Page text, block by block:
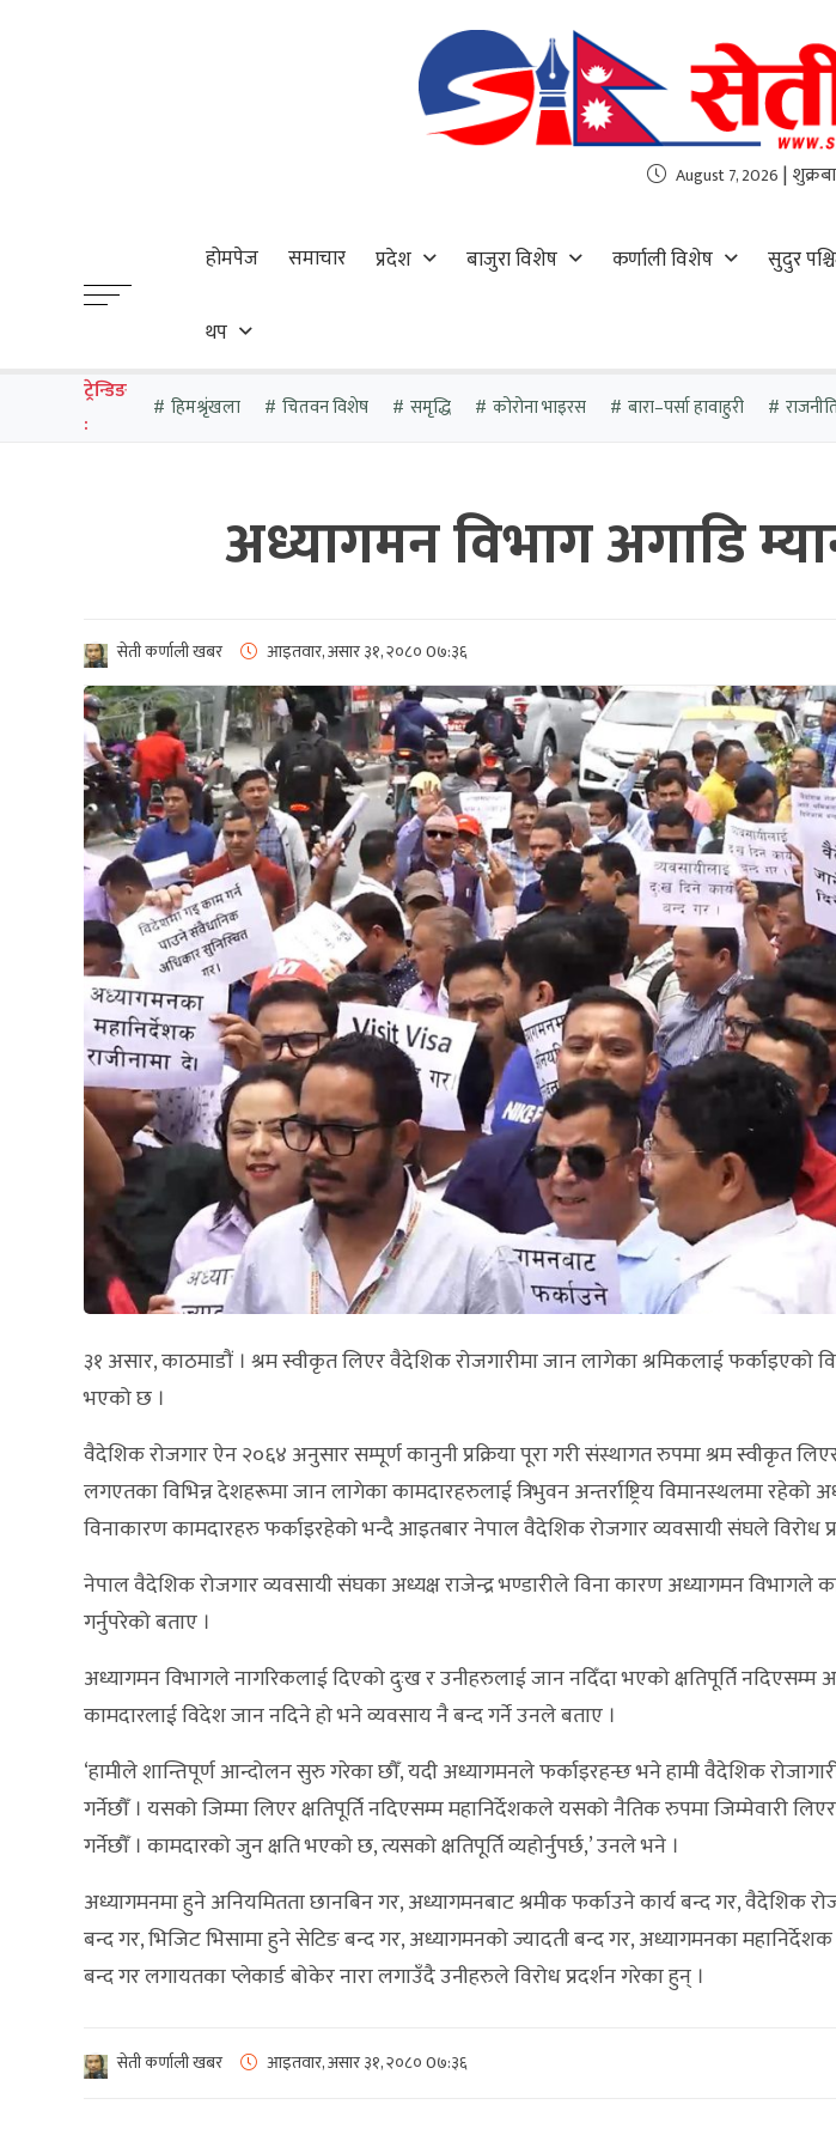
August 7, 2026 |
होमपेज समाचार प्रदेश बाजुरा विशेष कर्णाली विशेष सुदुर
थप
ट्रेन्डिङ
:
हिमश्रृंखला चितवन विशेष समृद्धि कोरोना भाइरस बारा–पर्सा हावाहुरी
अध्यागमन विभाग अगाडि
सेती कर्णाली खबर आइतवार, असार ३१, २०८०0७:३६
३१ असार, काठमाडौं । श्रम स्वीकृत लिएर वैदेशिक रोजगारीमा जान लागेका श्रमिकलाई फर्काइएको
भएको छ ।
वैदेशिक रोजगार ऐन २०६४ अनुसार सम्पूर्ण कानुनी प्रक्रिया पूरा गरी संस्थागत रुपमा श्रम स्वीकृत
लगएतका विभिन्न देशहरूमा जान लागेका कामदारहरुलाई त्रिभुवन अन्तर्राष्ट्रिय विमानस्थलमा
विनाकारण कामदारहरु फर्काइरहेको भन्दै आइतबार नेपाल वैदेशिक रोजगार व्यवसायी संघले विरोध
नेपाल वैदेशिक रोजगार व्यवसायी संघका अध्यक्ष राजेन्द्र भण्डारीले विना कारण अध्यागमन विभागले
गर्नुपरेको बताए ।
अध्यागमन विभागले नागरिकलाई दिएको दुःख र उनीहरुलाई जान नदिँदा भएको क्षतिपूर्ति
कामदारलाई विदेश जान नदिने हो भने व्यवसाय नै बन्द गर्ने उनले बताए ।
‘हामीले शान्तिपूर्ण आन्दोलन सुरु गरेका छौँ, यदी अध्यागमनले फर्काइरहन्छ भने हामी वैदेशिक
गर्नेछौँ । यसको जिम्मा लिएर क्षतिपूर्ति नदिएसम्म महानिर्देशकले यसको नैतिक रुपमा जिम्मेवारी
गर्नेछौँ । कामदारको जुन क्षति भएको छ, त्यसको क्षतिपूर्ति व्यहोर्नुपर्छ,’ उनले भने ।
अध्यागमनमा हुने अनियमितता छानबिन गर, अध्यागमनबाट श्रमीक फर्काउने कार्य बन्द गर, वैदेशिक
बन्द गर, भिजिट भिसामा हुने सेटिङ बन्द गर, अध्यागमनको ज्यादती बन्द गर, अध्यागमनका महानिर्देशक
बन्द गर लगायतका प्लेकार्ड बोकेर नारा लगाउँदै उनीहरुले विरोध प्रदर्शन गरेका हुन् ।
सेती कर्णाली खबर आइतवार, असार ३१, २०८०0७:३६